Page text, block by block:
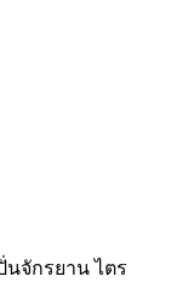
จักรยาน ไตร